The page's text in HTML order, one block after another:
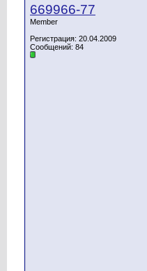
669966-77
Member
Регистрация: 20.04.2009
Сообщений: 84